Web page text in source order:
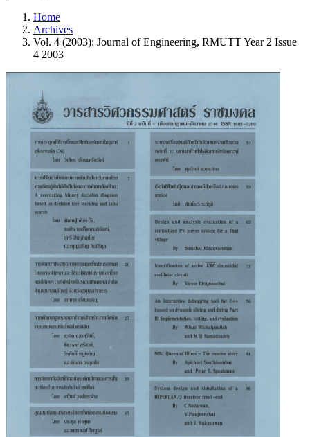
Home
Archives
Vol. 4 (2003): Journal of Engineering, RMUTT Year 2 Issue
4 2003